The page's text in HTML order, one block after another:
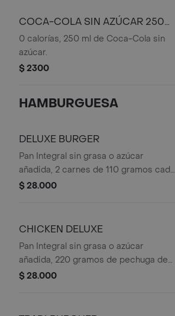
COCA-COLA SIN AZÚCAR 250
ML
0 calorías, 250 ml de Coca-Cola sin
azúcar.
$ 2300
HAMBURGUESA
DELUXE BURGER
Pan Integral sin grasa o azúcar
añadida, 2 carnes de 110 gramos cada
una 100 por ciento de res, tocineta,
caramelizada , piña, pepinillos
$ 28.000
CHICKEN DELUXE
Pan Integral sin grasa o azúcar
añadida, 220 gramos de pechuga de
pollo desmechado 100 por ciento
$ 28.000